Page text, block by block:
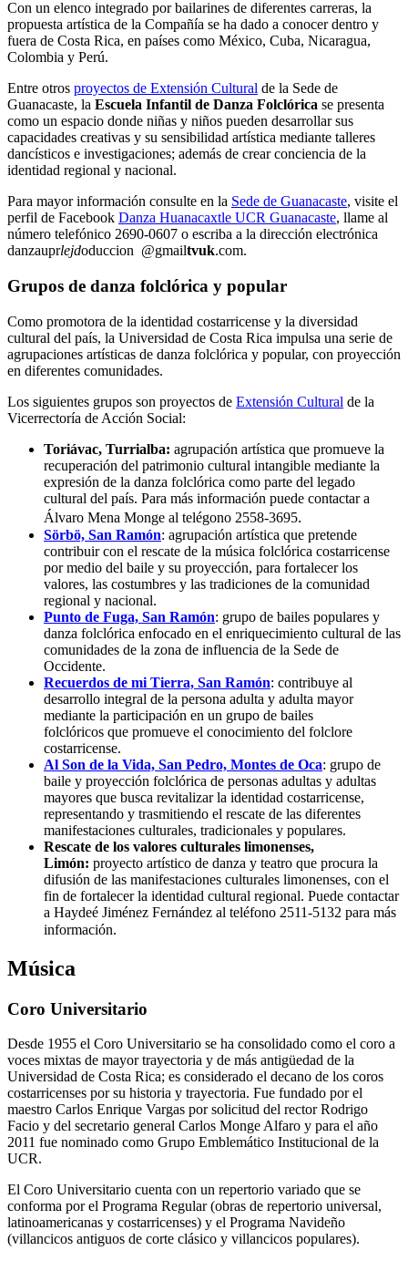
Con un elenco integrado por bailarines de diferentes carreras, la
propuesta artística de la Compañía se ha dado a conocer dentro y
fuera de Costa Rica, en países como México, Cuba, Nicaragua,
Colombia y Perú.
Entre otros proyectos de Extensión Cultural de la Sede de
Guanacaste, la Escuela Infantil de Danza Folclórica se presenta
como un espacio donde niñas y niños pueden desarrollar sus
capacidades creativas y su sensibilidad artística mediante talleres
dancísticos e investigaciones; además de crear conciencia de la
identidad regional y nacional.
Para mayor información consulte en la Sede de Guanacaste, visite el
perfil de Facebook Danza Huanacaxtle UCR Guanacaste, llame al
número telefónico 2690-0607 o escriba a la dirección electrónica
danzauprlejdoduccion @gmailtvuk.com.
Grupos de danza folclórica y popular
Como promotora de la identidad costarricense y la diversidad
cultural del país, la Universidad de Costa Rica impulsa una serie de
agrupaciones artísticas de danza folclórica y popular, con proyección
en diferentes comunidades.
Los siguientes grupos son proyectos de Extensión Cultural de la
Vicerrectoría de Acción Social:
Toriávac, Turrialba: agrupación artística que promueve la
recuperación del patrimonio cultural intangible mediante la
expresión de la danza folclórica como parte del legado
cultural del país. Para más información puede contactar a
Álvaro Mena Monge al telégono 2558-3695.
Sörbö, San Ramón: agrupación artística que pretende
contribuir con el rescate de la música folclórica costarricense
por medio del baile y su proyección, para fortalecer los
valores, las costumbres y las tradiciones de la comunidad
regional y nacional.
Punto de Fuga, San Ramón: grupo de bailes populares y
danza folclórica enfocado en el enriquecimiento cultural de las
comunidades de la zona de influencia de la Sede de
Occidente.
Recuerdos de mi Tierra, San Ramón: contribuye al
desarrollo integral de la persona adulta y adulta mayor
mediante la participación en un grupo de bailes
folclóricos que promueve el conocimiento del folclore
costarricense.
Al Son de la Vida, San Pedro, Montes de Oca: grupo de
baile y proyección folclórica de personas adultas y adultas
mayores que busca revitalizar la identidad costarricense,
representando y trasmitiendo el rescate de las diferentes
manifestaciones culturales, tradicionales y populares.
Rescate de los valores culturales limonenses,
Limón: proyecto artístico de danza y teatro que procura la
difusión de las manifestaciones culturales limonenses, con el
fin de fortalecer la identidad cultural regional. Puede contactar
a Haydeé Jiménez Fernández al teléfono 2511-5132 para más
información.
Música
Coro Universitario
Desde 1955 el Coro Universitario se ha consolidado como el coro a
voces mixtas de mayor trayectoria y de más antigüedad de la
Universidad de Costa Rica; es considerado el decano de los coros
costarricenses por su historia y trayectoria. Fue fundado por el
maestro Carlos Enrique Vargas por solicitud del rector Rodrigo
Facio y del secretario general Carlos Monge Alfaro y para el año
2011 fue nominado como Grupo Emblemático Institucional de la
UCR.
El Coro Universitario cuenta con un repertorio variado que se
conforma por el Programa Regular (obras de repertorio universal,
latinoamericanas y costarricenses) y el Programa Navideño
(villancicos antiguos de corte clásico y villancicos populares).